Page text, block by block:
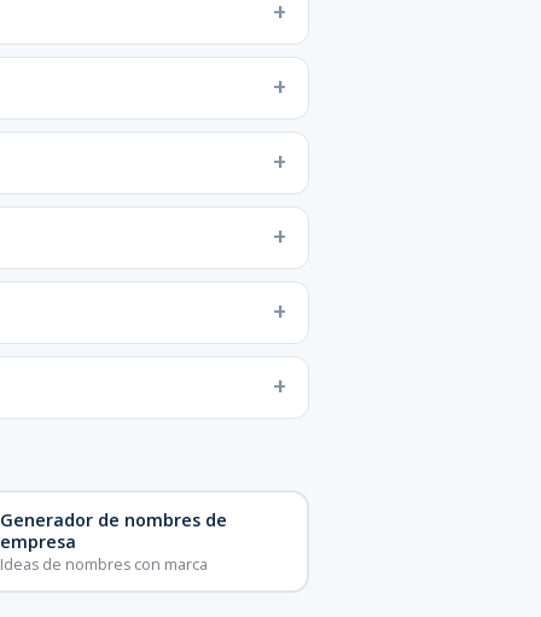
Generador de nombres de
empresa
Ideas de nombres con marca